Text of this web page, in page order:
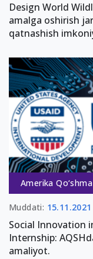
Design World
amalga oshirish
qatnashish
Amerika
Muddati: 15.11.2021
Social Innovation
Internship:
amaliyot.